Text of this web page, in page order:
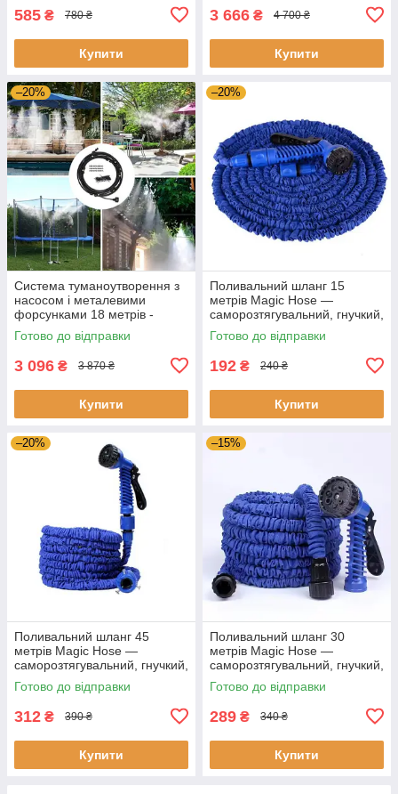
585 ₴ 780 ₴
Купити
3 666 ₴ 4 700 ₴
Купити
–20%
Система туманоутворення з
насосом і металевими
форсунками 18 метрів -
комплект охолодження,
дрібний туман
Готово до відправки
3 096 ₴ 3 870 ₴
Купити
–20%
Поливальний шланг 15
метрів Magic Hose —
саморозтягувальний, гнучкий,
з розпилювачем для саду та
городу
Готово до відправки
192 ₴ 240 ₴
Купити
–20%
Поливальний шланг 45
метрів Magic Hose —
саморозтягувальний, гнучкий,
з розпилювачем для саду та
городу
Готово до відправки
312 ₴ 390 ₴
Купити
–15%
Поливальний шланг 30
метрів Magic Hose —
саморозтягувальний, гнучкий,
з розпилювачем для саду та
городу
Готово до відправки
289 ₴ 340 ₴
Купити